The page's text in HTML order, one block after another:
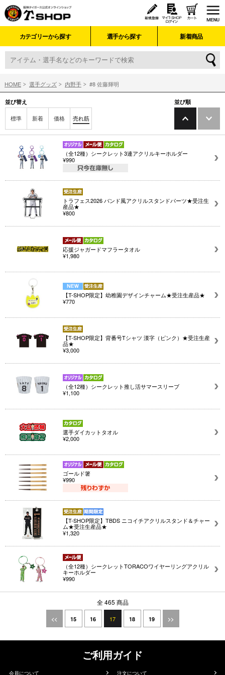
カテゴリーから探す 選手から探す 新着商品
HOME 選手グッズ 内野手 #8 佐藤輝明
並び替え
標準 新着 価格 売れ筋
並び順
（全12種）シークレット3連アクリルキーホルダー
¥990
トラフェス2026 バンド風アクリルスタンドパーツ★受注生
産品★
¥800
応援ジャガードマフラータオル
¥1,980
【T-SHOP限定】幼稚園デザインチャーム★受注生産品★
¥770
【T-SHOP限定】背番号Tシャツ 漢字（ピンク）★受注生産
品★
¥3,000
（全12種）シークレット推し活サマースリーブ
¥1,100
選手ダイカットタオル
¥2,000
ゴールド箸
¥990
【T-SHOP限定】TBDS ニコイチアクリルスタンド＆チャー
ム★受注生産品★
¥1,320
（全12種）シークレットTORACOワイヤーリングアクリル
キーホルダー
¥990
全 465 商品
<< 15 16 17 18 19 >>
ご利用ガイド
会員について 注文について